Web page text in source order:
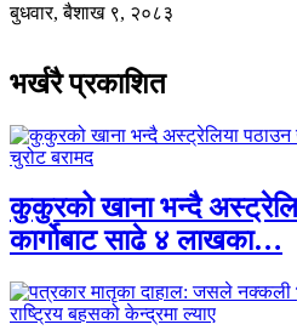
बुधवार, बैशाख ९, २०८३
भर्खरै प्रकाशित
कुकुरको खाना भन्दै
कार्गोबाट साढे ४ लाखका…